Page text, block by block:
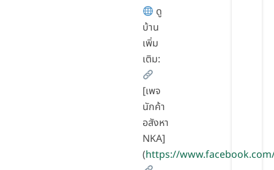
ดู
บ้าน
เพิ่ม
เติม:
[เพจ
นักค้า
อสังหา
NKA]
(https://